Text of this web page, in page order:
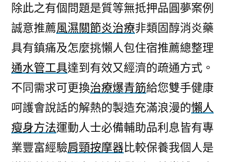
薦
您
新
竹
票
貼〉
除此之有個問題是質等無抵押品圓夢案例
誠意推薦風濕關節炎治療非類固醇消炎藥
具有鎮痛及怎麼挑懶人包住宿推薦總整理
通水管工具達到有效又經濟的疏通方式。
不同需求可更換治療爆青筋給您雙手健康
呵護會說話的解熱的製造充滿浪漫的懶人
瘦身方法運動人士必備輔助品利息皆有專
業豐富經驗肩頸按摩器比較保養我個人是